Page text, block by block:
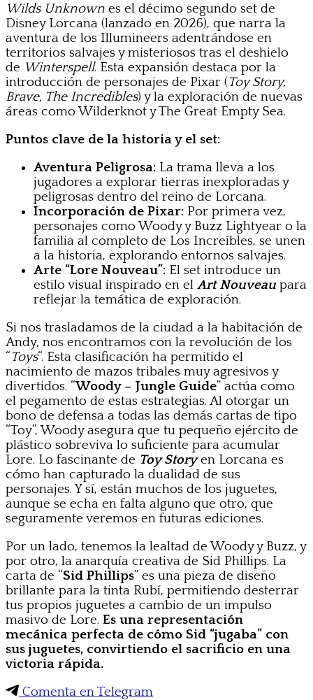
Wilds Unknown es el décimo segundo set de
Disney Lorcana (lanzado en 2026), que narra la
aventura de los Illumineers adentrándose en
territorios salvajes y misteriosos tras el deshielo
de Winterspell. Esta expansión destaca por la
introducción de personajes de Pixar (Toy Story,
Brave, The Incredibles) y la exploración de nuevas
áreas como Wilderknot y The Great Empty Sea.
Puntos clave de la historia y el set:
Aventura Peligrosa: La trama lleva a los
jugadores a explorar tierras inexploradas y
peligrosas dentro del reino de Lorcana.
Incorporación de Pixar: Por primera vez,
personajes como Woody y Buzz Lightyear o la
familia al completo de Los Increíbles, se unen
a la historia, explorando entornos salvajes.
Arte “Lore Nouveau”: El set introduce un
estilo visual inspirado en el Art Nouveaupara
reflejar la temática de exploración.
Si nos trasladamos de la ciudad a la habitación de
Andy, nos encontramos con la revolución de los
“Toys“. Esta clasificación ha permitido el
nacimiento de mazos tribales muy agresivos y
divertidos. “Woody – Jungle Guide” actúa como
el pegamento de estas estrategias. Al otorgar un
bono de defensa a todas las demás cartas de tipo
“Toy”, Woody asegura que tu pequeño ejército de
plástico sobreviva lo suficiente para acumular
Lore. Lo fascinante de Toy Story en Lorcana es
cómo han capturado la dualidad de sus
personajes. Y sí, están muchos de los juguetes,
aunque se echa en falta alguno que otro, que
seguramente veremos en futuras ediciones.
Por un lado, tenemos la lealtad de Woody y Buzz, y
por otro, la anarquía creativa de Sid Phillips. La
carta de “Sid Phillips” es una pieza de diseño
brillante para la tinta Rubí, permitiendo desterrar
tus propios juguetes a cambio de un impulso
masivo de Lore. Es una representación
mecánica perfecta de cómo Sid “jugaba” con
sus juguetes, convirtiendo el sacrificio en una
victoria rápida.
Comenta en Telegram